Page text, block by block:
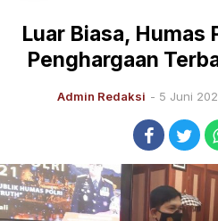
Luar Biasa, Humas
Penghargaan
Admin Redaksi - 5 Juni